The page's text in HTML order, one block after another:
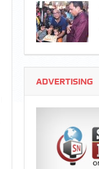
ADVERTISING